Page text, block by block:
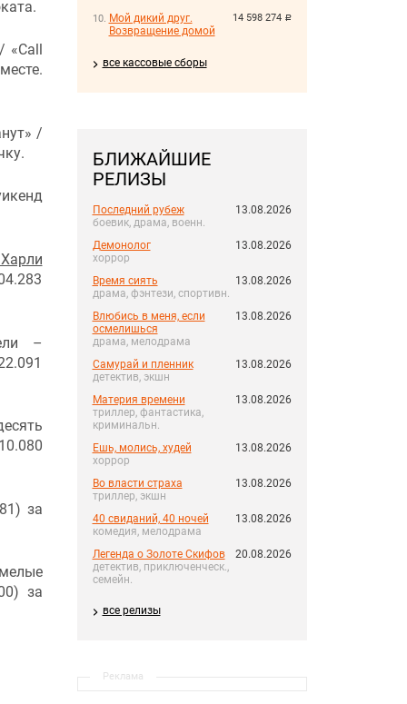
14 598 274 руб.
Мой дикий друг.
Возвращение домой
все кассовые сборы
БЛИЖАЙШИЕ
РЕЛИЗЫ
Последний рубеж
боевик, драма, военн.
13.08.2026
Демонолог
хоррор
13.08.2026
Время сиять
драма, фэнтези, спортивн.
13.08.2026
Влюбись в меня, если
осмелишься
драма, мелодрама
13.08.2026
Самурай и пленник
детектив, экшн
13.08.2026
Материя времени
триллер, фантастика,
криминальн.
13.08.2026
Ешь, молись, худей
хоррор
13.08.2026
Во власти страха
триллер, экшн
13.08.2026
40 свиданий, 40 ночей
комедия, мелодрама
13.08.2026
Легенда о Золоте Скифов
детектив, приключенческ.,
семейн.
20.08.2026
все релизы
Реклама
/
–
за
за